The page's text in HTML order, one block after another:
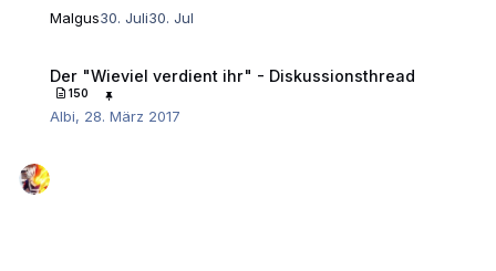
Malgus30. Juli30. Jul
Der "Wieviel verdient ihr" - Diskussionsthread
150
Albi, 28. März 2017